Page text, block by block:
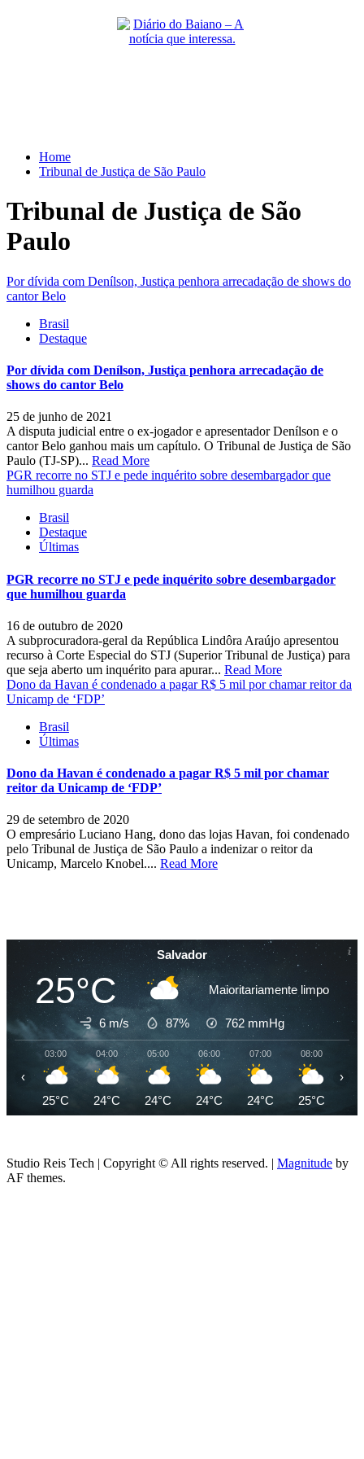
Home
Tribunal de Justiça de São Paulo
Tribunal de Justiça de São
Paulo
Por dívida com Denílson, Justiça penhora arrecadação de shows do
cantor Belo
Brasil
Destaque
Por dívida com Denílson, Justiça penhora arrecadação de
shows do cantor Belo
25 de junho de 2021
A disputa judicial entre o ex-jogador e apresentador Denílson e o
cantor Belo ganhou mais um capítulo. O Tribunal de Justiça de São
Paulo (TJ-SP)... Read More
PGR recorre no STJ e pede inquérito sobre desembargador que
humilhou guarda
Brasil
Destaque
Últimas
PGR recorre no STJ e pede inquérito sobre desembargador
que humilhou guarda
16 de outubro de 2020
A subprocuradora-geral da República Lindôra Araújo apresentou
recurso à Corte Especial do STJ (Superior Tribunal de Justiça) para
que seja aberto um inquérito para apurar... Read More
Dono da Havan é condenado a pagar R$ 5 mil por chamar reitor da
Unicamp de ‘FDP’
Brasil
Últimas
Dono da Havan é condenado a pagar R$ 5 mil por chamar
reitor da Unicamp de ‘FDP’
29 de setembro de 2020
O empresário Luciano Hang, dono das lojas Havan, foi condenado
pelo Tribunal de Justiça de São Paulo a indenizar o reitor da
Unicamp, Marcelo Knobel.... Read More
Salvador
25°C Maioritariamente limpo
6 m/s 87% 762 mmHg
03:00
25°C
04:00
24°C
05:00
24°C
06:00
24°C
07:00
24°C
08:00
25°C
‹ ›
Studio Reis Tech | Copyright © All rights reserved. Magnitude by
AF themes.